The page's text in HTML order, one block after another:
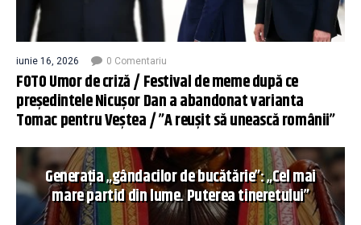
iunie 16, 2026 0 Comentariu
FOTO Umor de criză / Festival de meme după ce
președintele Nicușor Dan a abandonat varianta
Tomac pentru Veștea / ”A reușit să unească românii”
Generația „gândacilor de bucătărie”: „Cel mai
mare partid din lume. Puterea tineretului”